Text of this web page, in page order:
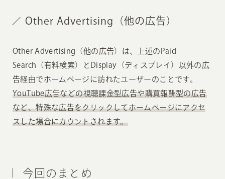
Other Advertising（他の広告）
Other Advertising（他の広告）は、上述のPaid
Search（有料検索）とDisplay（ディスプレイ）以外の広
告経由でホームページに訪れたユーザーのことです。
YouTube広告などの視聴課金型広告や購買報酬型の広告
など、特殊な広告をクリックしてホームページにアクセ
スした場合にカウントされます。
今回のまとめ